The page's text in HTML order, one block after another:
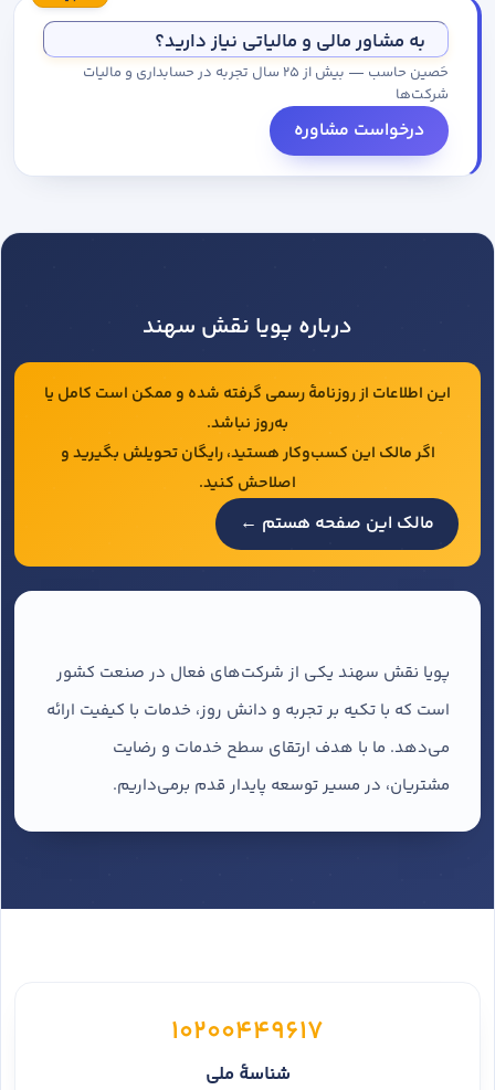
به مشاور مالی و مالیاتی نیاز دارید؟
حَصین حاسب — بیش از ۲۵ سال تجربه در حسابداری و مالیات
شرکت‌ها
درخواست مشاوره
درباره پویا نقش سهند
این اطلاعات از روزنامهٔ رسمی گرفته شده و ممکن است کامل یا
به‌روز نباشد.
اگر مالک این کسب‌وکار هستید، رایگان تحویلش بگیرید و
اصلاحش کنید.
مالک این صفحه هستم ←
پویا نقش سهند یکی از شرکت‌های فعال در صنعت کشور
است که با تکیه بر تجربه و دانش روز، خدمات با کیفیت ارائه
می‌دهد. ما با هدف ارتقای سطح خدمات و رضایت
مشتریان، در مسیر توسعه پایدار قدم برمی‌داریم.
10200449617
شناسهٔ ملی